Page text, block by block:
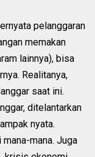
pelanggaran
memakan
lainnya), bisa
Realitanya,
saat ini.
ditelantarkan
nyata.
mana. Juga